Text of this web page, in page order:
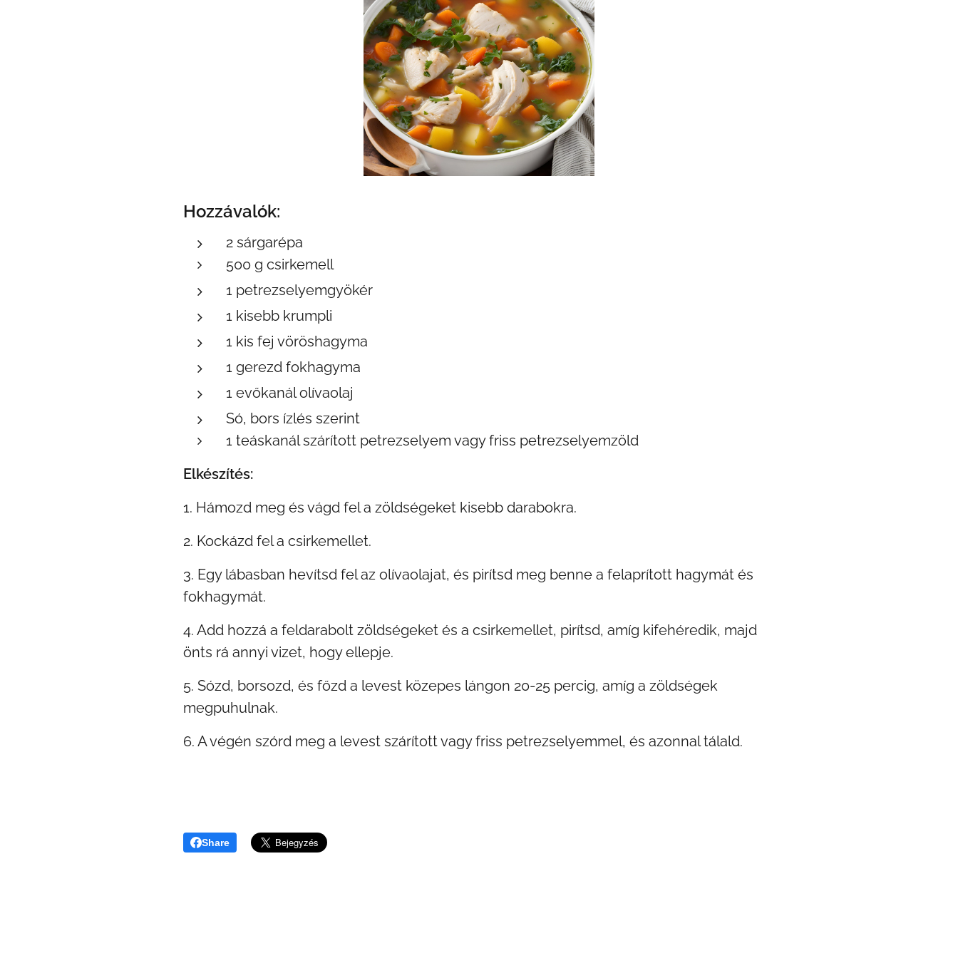
Hozzávalók:
2 sárgarépa
500 g csirkemell
1 petrezselyemgyökér
1 kisebb krumpli
1 kis fej vöröshagyma
1 gerezd fokhagyma
1 evőkanál olívaolaj
Só, bors ízlés szerint
1 teáskanál szárított petrezselyem vagy friss petrezselyemzöld
Elkészítés:
1. Hámozd meg és vágd fel a zöldségeket kisebb darabokra.
2. Kockázd fel a csirkemellet.
3. Egy lábasban hevítsd fel az olívaolajat, és pirítsd meg benne a felaprított hagymát és
fokhagymát.
4. Add hozzá a feldarabolt zöldségeket és a csirkemellet, pirítsd, amíg kifehéredik, majd
önts rá annyi vizet, hogy ellepje.
5. Sózd, borsozd, és főzd a levest közepes lángon 20-25 percig, amíg a zöldségek
megpuhulnak.
6. A végén szórd meg a levest szárított vagy friss petrezselyemmel, és azonnal tálald.
Share